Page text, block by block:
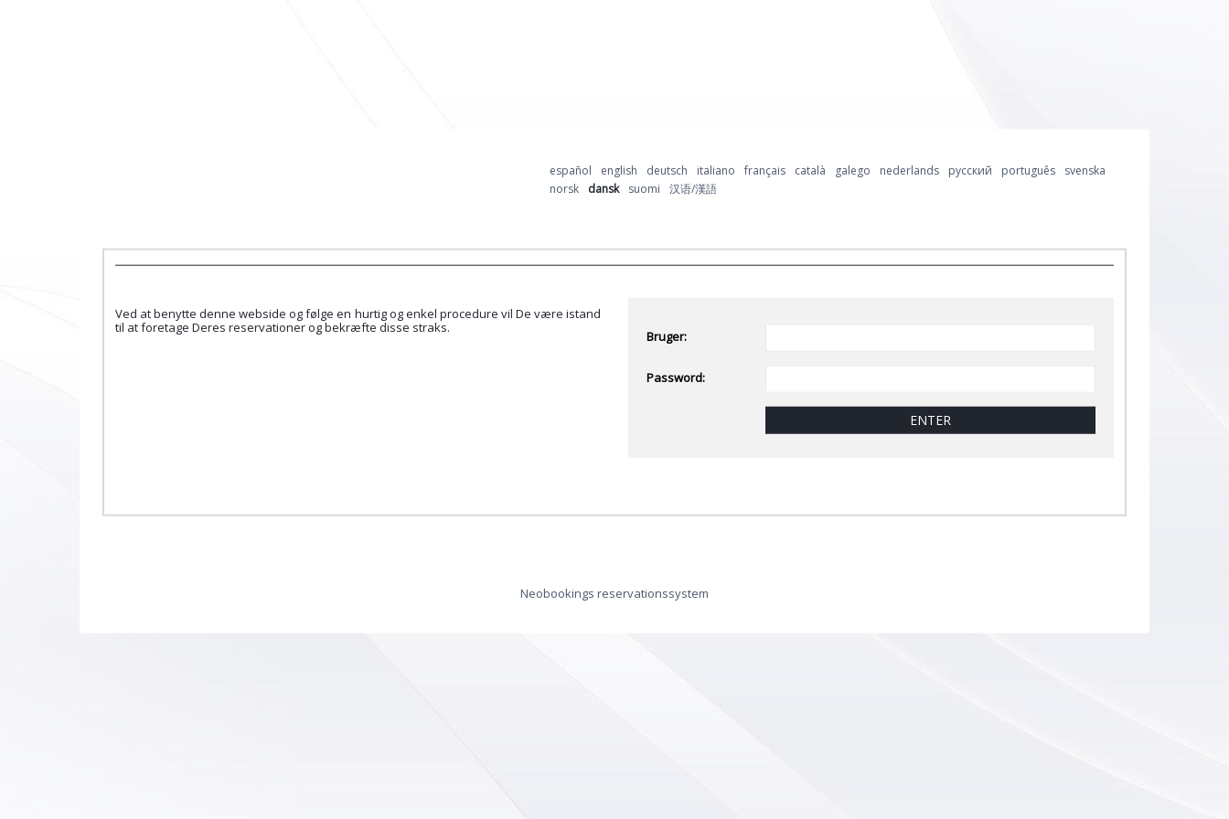
español english deutsch italiano français català galego nederlands русский português
svenska
norsk
dansk suomi 汉语/漢語
Ved at benytte denne webside og følge en hurtig og enkel procedure vil De være istand
til at foretage Deres reservationer og bekræfte disse straks.
Bruger:
Password:
ENTER
Neobookings reservationssystem